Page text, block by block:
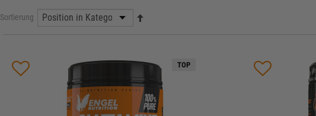
Sortierung
TOP